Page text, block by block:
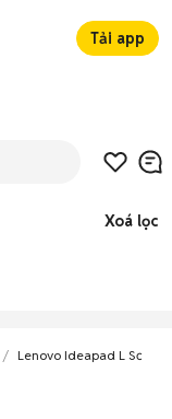
Tải app
Xoá lọc
Lenovo Ideapad L Sơn La